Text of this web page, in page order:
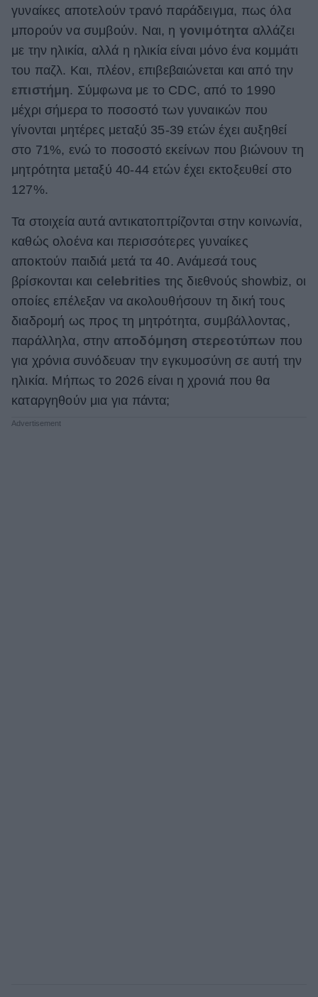
γυναίκες αποτελούν τρανό παράδειγμα, πως όλα
μπορούν να συμβούν. Ναι, η γονιμότητα αλλάζει
με την ηλικία, αλλά η ηλικία είναι μόνο ένα κομμάτι
του παζλ. Και, πλέον, επιβεβαιώνεται και από την
επιστήμη. Σύμφωνα με το CDC, από το 1990
μέχρι σήμερα το ποσοστό των γυναικών που
γίνονται μητέρες μεταξύ 35-39 ετών έχει αυξηθεί
στο 71%, ενώ το ποσοστό εκείνων που βιώνουν τη
μητρότητα μεταξύ 40-44 ετών έχει εκτοξευθεί στο
127%.
Τα στοιχεία αυτά αντικατοπτρίζονται στην κοινωνία,
καθώς ολοένα και περισσότερες γυναίκες
αποκτούν παιδιά μετά τα 40. Ανάμεσά τους
βρίσκονται και celebrities της διεθνούς showbiz, οι
οποίες επέλεξαν να ακολουθήσουν τη δική τους
διαδρομή ως προς τη μητρότητα, συμβάλλοντας,
παράλληλα, στην αποδόμηση στερεοτύπων που
για χρόνια συνόδευαν την εγκυμοσύνη σε αυτή την
ηλικία. Μήπως το 2026 είναι η χρονιά που θα
καταργηθούν μια για πάντα;